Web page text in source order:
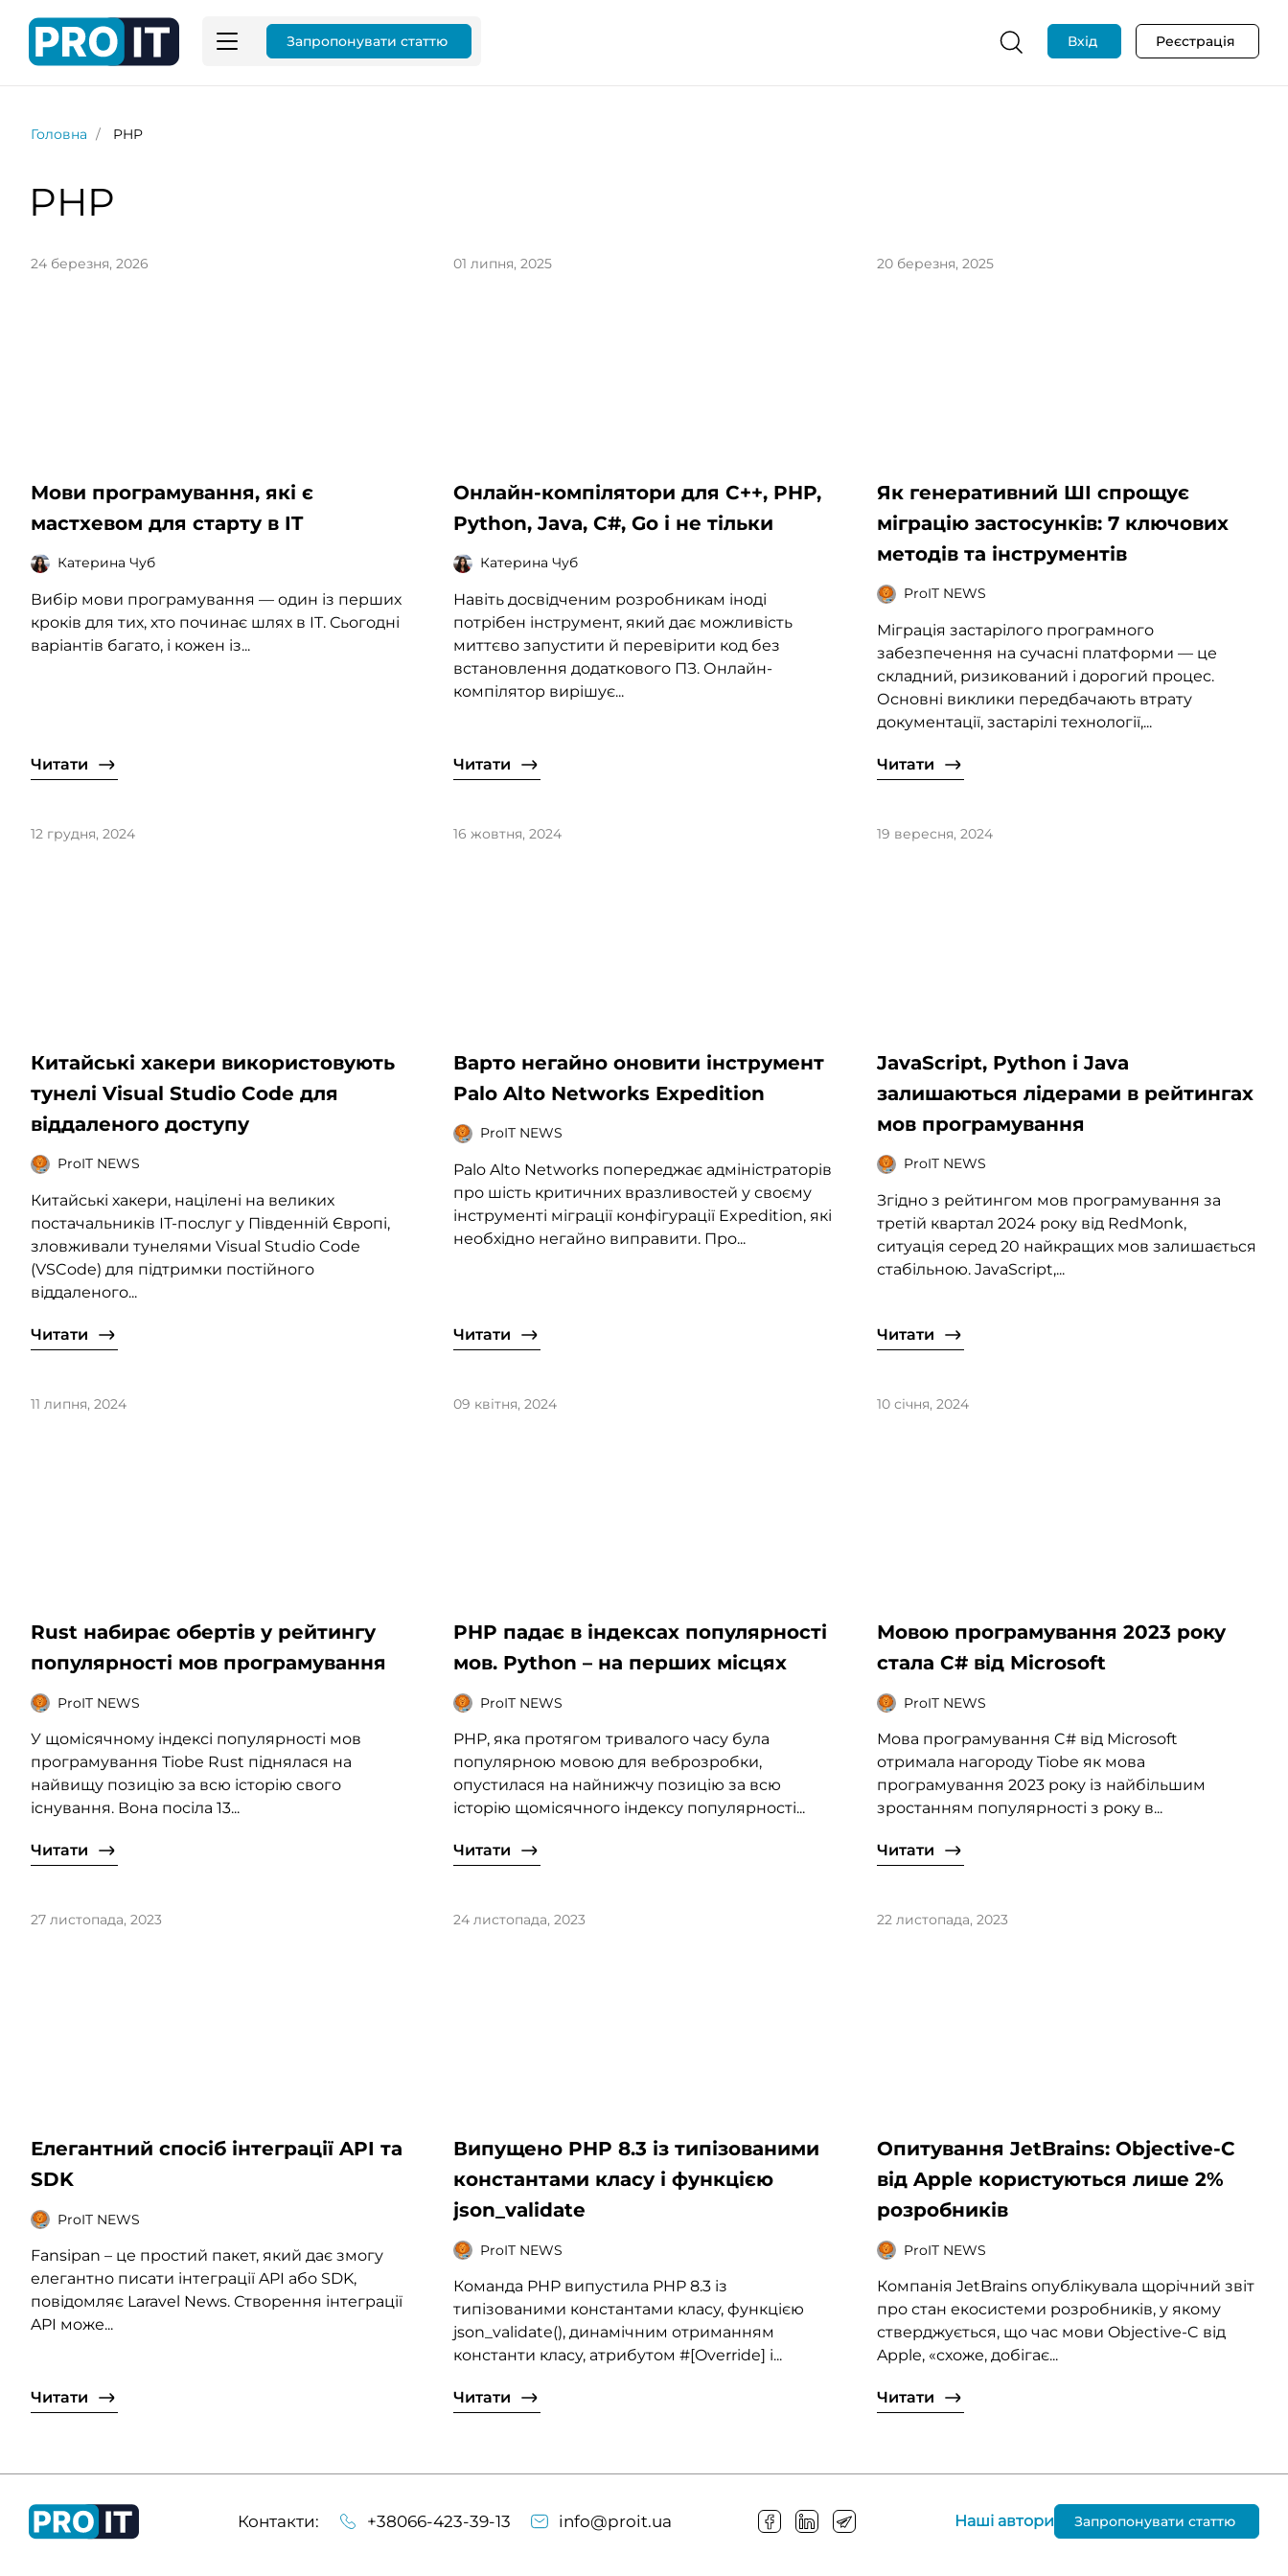
Запропонувати статтю Вхід Реєстрація
Головна PHP
PHP
24 березня, 2026
Мови програмування, які є
мастхевом для старту в IT
Катерина Чуб
Вибір мови програмування — один із перших
кроків для тих, хто починає шлях в IT. Сьогодні
варіантів багато, і кожен із...
Читати
01 липня, 2025
Онлайн-компілятори для C++, PHP,
Python, Java, C#, Go і не тільки
Катерина Чуб
Навіть досвідченим розробникам іноді
потрібен інструмент, який дає можливість
миттєво запустити й перевірити код без
встановлення додаткового ПЗ. Онлайн-
компілятор вирішує...
Читати
20 березня, 2025
Як генеративний ШІ спрощує
міграцію застосунків: 7 ключових
методів та інструментів
ProIT NEWS
Міграція застарілого програмного
забезпечення на сучасні платформи — це
складний, ризикований і дорогий процес.
Основні виклики передбачають втрату
документації, застарілі технології,...
Читати
12 грудня, 2024
Китайські хакери використовують
тунелі Visual Studio Code для
віддаленого доступу
ProIT NEWS
Китайські хакери, націлені на великих
постачальників ІТ-послуг у Південній Європі,
зловживали тунелями Visual Studio Code
(VSCode) для підтримки постійного
віддаленого...
Читати
16 жовтня, 2024
Варто негайно оновити інструмент
Palo Alto Networks Expedition
ProIT NEWS
Palo Alto Networks попереджає адміністраторів
про шість критичних вразливостей у своєму
інструменті міграції конфігурації Expedition, які
необхідно негайно виправити. Про...
Читати
19 вересня, 2024
JavaScript, Python і Java
залишаються лідерами в рейтингах
мов програмування
ProIT NEWS
Згідно з рейтингом мов програмування за
третій квартал 2024 року від RedMonk,
ситуація серед 20 найкращих мов залишається
стабільною. JavaScript,...
Читати
11 липня, 2024
Rust набирає обертів у рейтингу
популярності мов програмування
ProIT NEWS
У щомісячному індексі популярності мов
програмування Tiobe Rust піднялася на
найвищу позицію за всю історію свого
існування. Вона посіла 13...
Читати
09 квітня, 2024
PHP падає в індексах популярності
мов. Python – на перших місцях
ProIT NEWS
PHP, яка протягом тривалого часу була
популярною мовою для веброзробки,
опустилася на найнижчу позицію за всю
історію щомісячного індексу популярності...
Читати
10 січня, 2024
Мовою програмування 2023 року
стала C# від Microsoft
ProIT NEWS
Мова програмування C# від Microsoft
отримала нагороду Tiobe як мова
програмування 2023 року із найбільшим
зростанням популярності з року в...
Читати
27 листопада, 2023
Елегантний спосіб інтеграції API та
SDK
ProIT NEWS
Fansipan – це простий пакет, який дає змогу
елегантно писати інтеграції API або SDK,
повідомляє Laravel News. Створення інтеграції
API може...
Читати
24 листопада, 2023
Випущено PHP 8.3 із типізованими
константами класу і функцією
json_validate
ProIT NEWS
Команда PHP випустила PHP 8.3 із
типізованими константами класу, функцією
json_validate(), динамічним отриманням
константи класу, атрибутом #[Override] і...
Читати
22 листопада, 2023
Опитування JetBrains: Objective-C
від Apple користуються лише 2%
розробників
ProIT NEWS
Компанія JetBrains опублікувала щорічний звіт
про стан екосистеми розробників, у якому
стверджується, що час мови Objective-C від
Apple, «схоже, добігає...
Читати
Контакти: +38066-423-39-13 info@proit.ua Наші автори Запропонувати статтю